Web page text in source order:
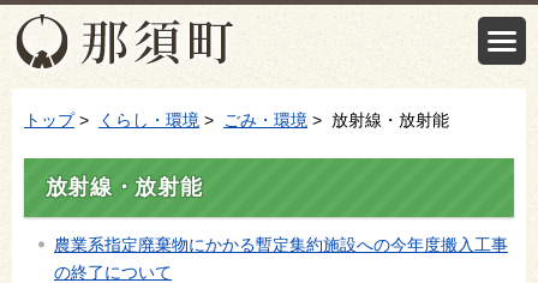
トップ> くらし・環境 > ごみ・環境 > 放射線・放射能
放射線・放射能
農業系指定廃棄物にかかる暫定集約施設への今年度搬入工事
の終了について